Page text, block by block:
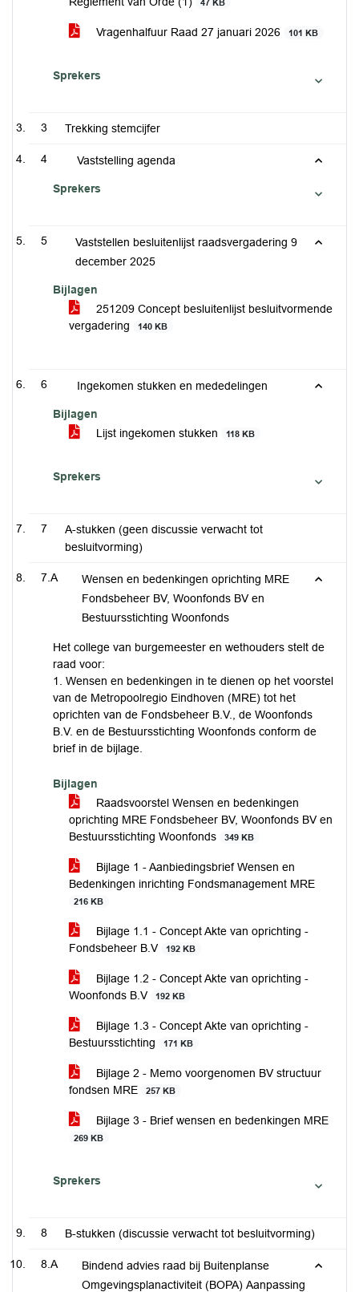
47 KB
Vragenhalfuur Raad 27 januari 2026 101 KB
Sprekers
3 Trekking stemcijfer
4 Vaststelling agenda
Sprekers
5
Vaststellen besluitenlijst raadsvergadering 9
december 2025
Bijlagen
251209 Concept besluitenlijst besluitvormende
vergadering
140 KB
6 Ingekomen stukken en mededelingen
Bijlagen
Lijst ingekomen stukken
118 KB
Sprekers
7
A-stukken (geen discussie verwacht tot
besluitvorming)
7.A
Wensen en bedenkingen oprichting MRE
Fondsbeheer BV, Woonfonds BV en
Bestuursstichting Woonfonds
Het college van burgemeester en wethouders stelt de
raad voor:
1. Wensen en bedenkingen in te dienen op het voorstel
van de Metropoolregio Eindhoven (MRE) tot het
oprichten van de Fondsbeheer B.V., de Woonfonds
B.V. en de Bestuursstichting Woonfonds conform de
brief in de bijlage.
Bijlagen
Raadsvoorstel Wensen en bedenkingen
oprichting MRE Fondsbeheer BV, Woonfonds BV en
Bestuursstichting Woonfonds
349 KB
Bijlage 1 - Aanbiedingsbrief Wensen en
Bedenkingen inrichting Fondsmanagement MRE
216 KB
Bijlage 1.1 - Concept Akte van oprichting -
Fondsbeheer B.V
192 KB
Bijlage 1.2 - Concept Akte van oprichting -
Woonfonds B.V
192 KB
Bijlage 1.3 - Concept Akte van oprichting -
Bestuursstichting
171 KB
Bijlage 2 - Memo voorgenomen BV structuur
fondsen MRE
257 KB
Bijlage 3 - Brief wensen en bedenkingen MRE
269 KB
Sprekers
8 B-stukken (discussie verwacht tot besluitvorming)
8.A
Bindend advies raad bij Buitenplanse
Omgevingsplanactiviteit (BOPA) Aanpassing